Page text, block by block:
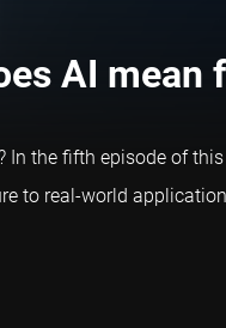
AI mean
the fifth episode of
to real-world